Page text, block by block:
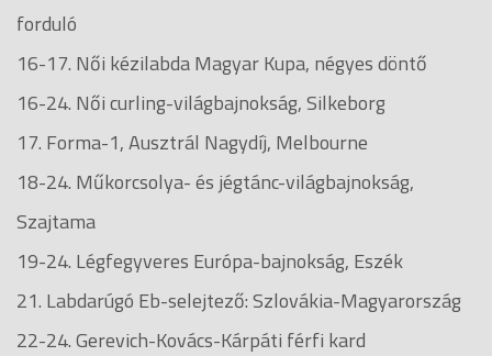
forduló
16-17. Női kézilabda Magyar Kupa, négyes döntő
16-24. Női curling-világbajnokság, Silkeborg
17. Forma-1, Ausztrál Nagydíj, Melbourne
18-24. Műkorcsolya- és jégtánc-világbajnokság,
Szajtama
19-24. Légfegyveres Európa-bajnokság, Eszék
21. Labdarúgó Eb-selejtező: Szlovákia-Magyarország
22-24. Gerevich-Kovács-Kárpáti férfi kard